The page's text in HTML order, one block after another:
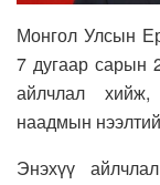
Монгол Улсын
7 дугаар сарын
айлчлал
наадмын
Энэхүү